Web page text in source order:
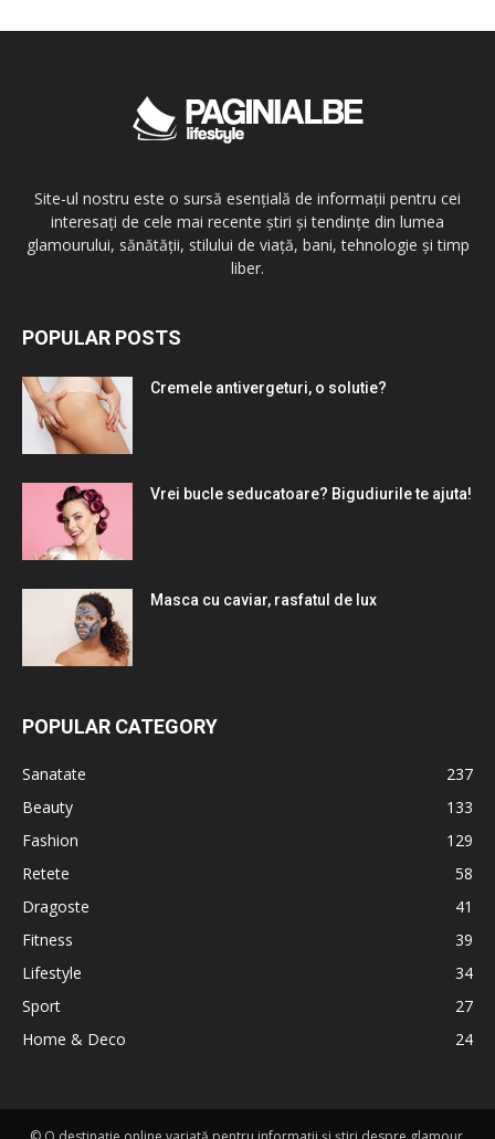
Site-ul nostru este o sursă esențială de informații pentru cei
interesați de cele mai recente știri și tendințe din lumea
glamourului, sănătății, stilului de viață, bani, tehnologie și timp
liber.
POPULAR POSTS
Cremele antivergeturi, o solutie?
Vrei bucle seducatoare? Bigudiurile te ajuta!
Masca cu caviar, rasfatul de lux
POPULAR CATEGORY
Sanatate
237
Beauty
133
Fashion
129
Retete
58
Dragoste
41
Fitness
39
Lifestyle
34
Sport
27
Home & Deco
24